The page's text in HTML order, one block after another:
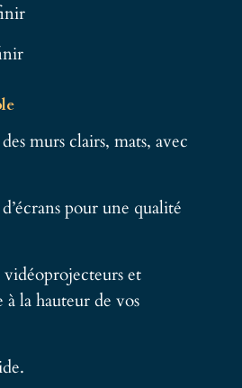
murs clairs, mats, avec
pour une qualité
et
à la hauteur de vos